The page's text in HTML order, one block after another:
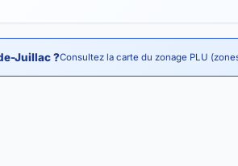
Juillac ?Consultez la carte du zonage PLU